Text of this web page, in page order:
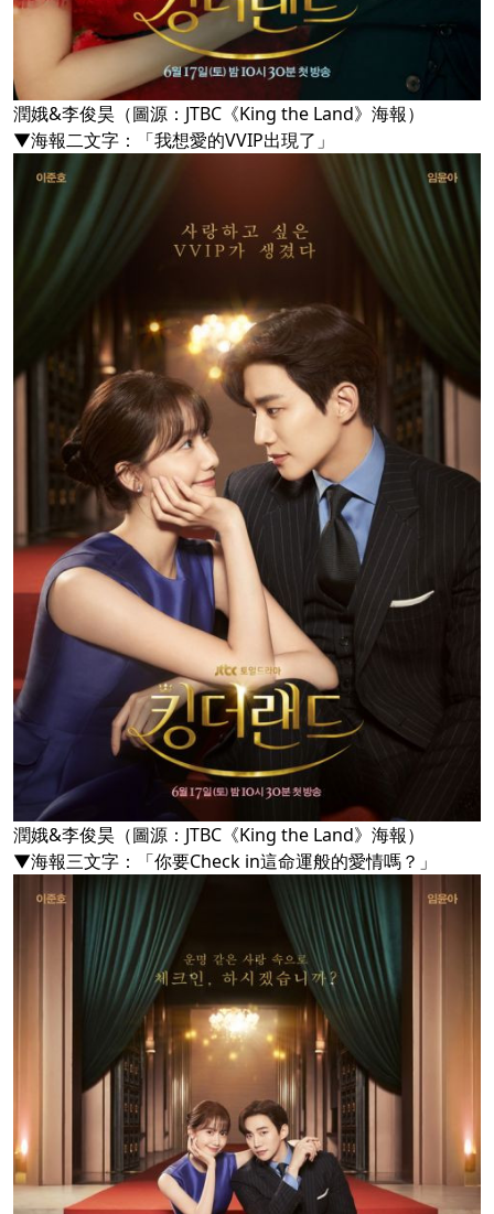
潤娥&李俊昊（圖源：JTBC《King the Land》海報）
▼海報二文字：「我想愛的VVIP出現了」
潤娥&李俊昊（圖源：JTBC《King the Land》海報）
▼海報三文字：「你要Check in這命運般的愛情嗎？」